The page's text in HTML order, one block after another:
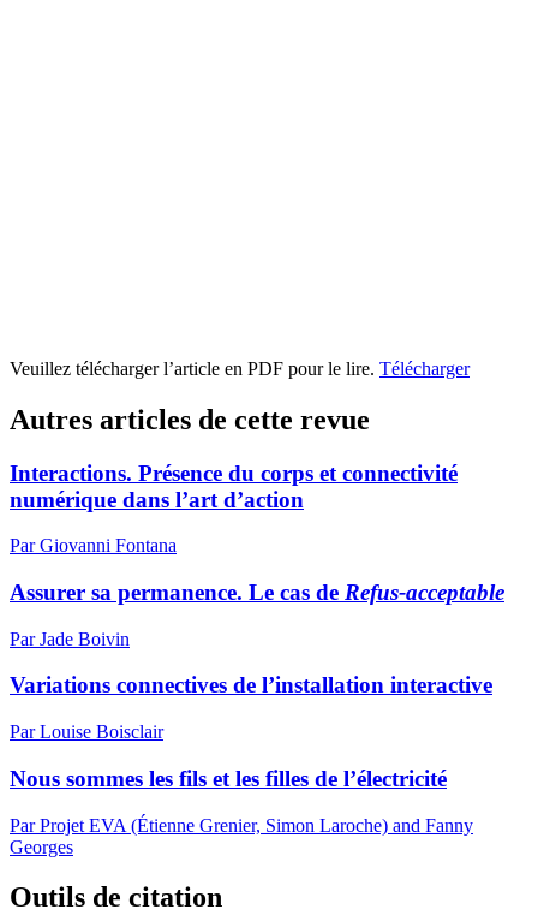
Veuillez télécharger l’article en PDF pour le lire. Télécharger
Autres articles de cette revue
Interactions. Présence du corps et connectivité
numérique dans l’art d’action
Par Giovanni Fontana
Assurer sa permanence. Le cas de Refus-acceptable
Par Jade Boivin
Variations connectives de l’installation interactive
Par Louise Boisclair
Nous sommes les fils et les filles de l’électricité
Par Projet EVA (Étienne Grenier, Simon Laroche) and Fanny
Georges
Outils de citation